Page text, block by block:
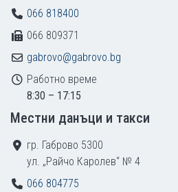
066 818400
066 809371
gabrovo@gabrovo.bg
Работно време
8:30 – 17:15
Местни данъци и такси
гр. Габрово 5300
ул. „Райчо Каролев“ № 4
066 804775